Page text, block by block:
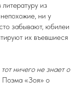
из
ни у
забывают, юбилеи
их въевшиеся
ничего не знает о
Поэма «Зоя» о